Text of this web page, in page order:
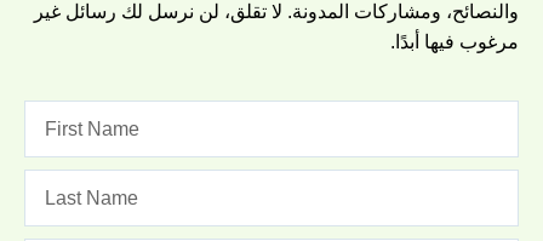
والنصائح، ومشاركات المدونة. لا تقلق، لن نرسل لك رسائل غير
مرغوب فيها أبدًا.